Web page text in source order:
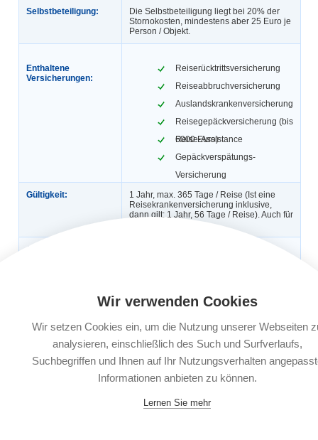
Selbstbeteiligung:
Die Selbstbeteiligung liegt bei 20% der
Stornokosten, mindestens aber 25 Euro je
Person / Objekt.
Enthaltene
Versicherungen:
Reiserücktrittsversicherung
Reiseabbruchversicherung
Auslandskrankenversicherung
Reisegepäckversicherung (bis
6000 Euro)
Reise-Assistance
Gepäckverspätungs-
Versicherung
Gültigkeit:
1 Jahr, max. 365 Tage / Reise (Ist eine
Reisekrankenversicherung inklusive,
dann gilt: 1 Jahr, 56 Tage / Reise). Auch für
Automatische
Reiseantritt, ab dem 29. Tag vor
Reiseantritt 3 Werktage nach
Leistungsträger:
AWP P&C S.A., Bahnhofstraße 16, 85609
Aschheim bei München
Versicherungsbedingungen
Versicherungsprodukten (IPID)
Wir verwenden Cookies
Wir setzen Cookies ein, um die Nutzung unserer Webseiten
analysieren, einschließlich des Such und Surfverlaufs,
Suchbegriffen und Ihnen auf Ihr Nutzungsverhalten
Informationen anbieten zu können.
Lernen Sie mehr